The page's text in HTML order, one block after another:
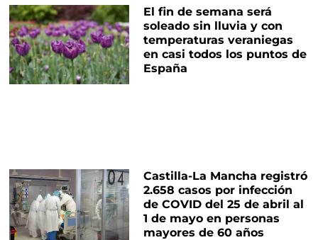
El fin de semana será
soleado sin lluvia y con
temperaturas veraniegas
en casi todos los puntos de
España
Castilla-La Mancha registró
2.658 casos por infección
de COVID del 25 de abril al
1 de mayo en personas
mayores de 60 años